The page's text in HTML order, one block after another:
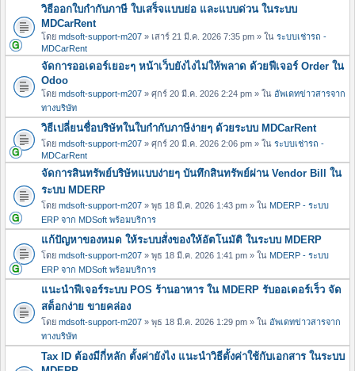
วิธีออกใบกำกับภาษี ใบเสร็จแบบย่อ และแบบด่วน ในระบบ
MDCarRent
โดย mdsoft-support-m207 » เสาร์ 21 มี.ค. 2026 7:35 pm » ใน ระบบเช่ารถ -
MDCarRent
จัดการออเดอร์เยอะๆ หน้าเว็บยังไงไม่ให้พลาด ด้วยฟีเจอร์ Order ใน
Odoo
โดย mdsoft-support-m207 » ศุกร์ 20 มี.ค. 2026 2:24 pm » ใน อัพเดทข่าวสารจาก
ทางบริษัท
วิธีเปลี่ยนชื่อบริษัทในใบกำกับภาษีง่ายๆ ด้วยระบบ MDCarRent
โดย mdsoft-support-m207 » ศุกร์ 20 มี.ค. 2026 2:06 pm » ใน ระบบเช่ารถ -
MDCarRent
จัดการสินทรัพย์บริษัทแบบง่ายๆ บันทึกสินทรัพย์ผ่าน Vendor Bill ใน
ระบบ MDERP
โดย mdsoft-support-m207 » พุธ 18 มี.ค. 2026 1:43 pm » ใน MDERP - ระบบ
ERP จาก MDSoft พร้อมบริการ
แก้ปัญหาของหมด ให้ระบบสั่งของให้อัตโนมัติ ในระบบ MDERP
โดย mdsoft-support-m207 » พุธ 18 มี.ค. 2026 1:41 pm » ใน MDERP - ระบบ
ERP จาก MDSoft พร้อมบริการ
แนะนำฟีเจอร์ระบบ POS ร้านอาหาร ใน MDERP รับออเดอร์เร็ว จัด
สต็อกง่าย ขายคล่อง
โดย mdsoft-support-m207 » พุธ 18 มี.ค. 2026 1:29 pm » ใน อัพเดทข่าวสารจาก
ทางบริษัท
Tax ID ต้องมีกี่หลัก ตั้งค่ายังไง แนะนำวิธีตั้งค่าใช้กับเอกสาร ในระบบ